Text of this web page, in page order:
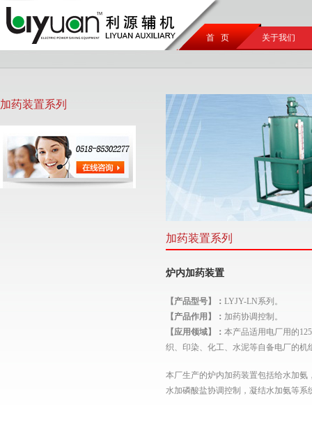
首 页 关于我们
加药装置系列
加药装置系列
炉内加药装置
【产品型号】： LYJY-LN系列。
【产品作用】： 加药协调控制 。
【应用领域】： 本产品适用 电厂用的
织、印染、化工、水泥等自备电厂的机
本厂生产的炉内加药装置包括给水加氨
水加磷酸盐协调控制，凝结水加氨等系